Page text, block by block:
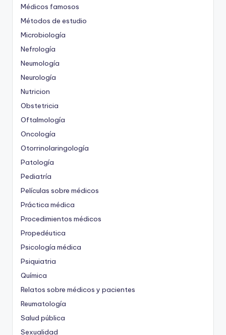
Médicos famosos
Métodos de estudio
Microbiología
Nefrología
Neumología
Neurología
Nutricion
Obstetricia
Oftalmología
Oncología
Otorrinolaringología
Patología
Pediatría
Películas sobre médicos
Práctica médica
Procedimientos médicos
Propedéutica
Psicología médica
Psiquiatria
Química
Relatos sobre médicos y pacientes
Reumatología
Salud pública
Sexualidad